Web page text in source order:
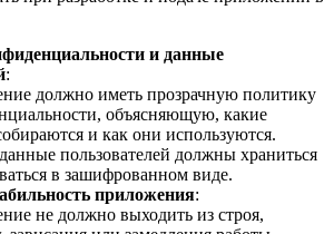
и данные
:
должно иметь прозрачную политику
объясняющую, какие
и как они используются.
пользователей должны храниться
в зашифрованном виде.
приложения:
не должно выходить из строя,